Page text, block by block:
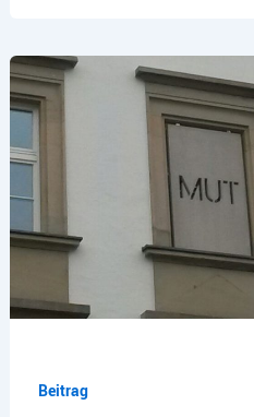
Beitrag